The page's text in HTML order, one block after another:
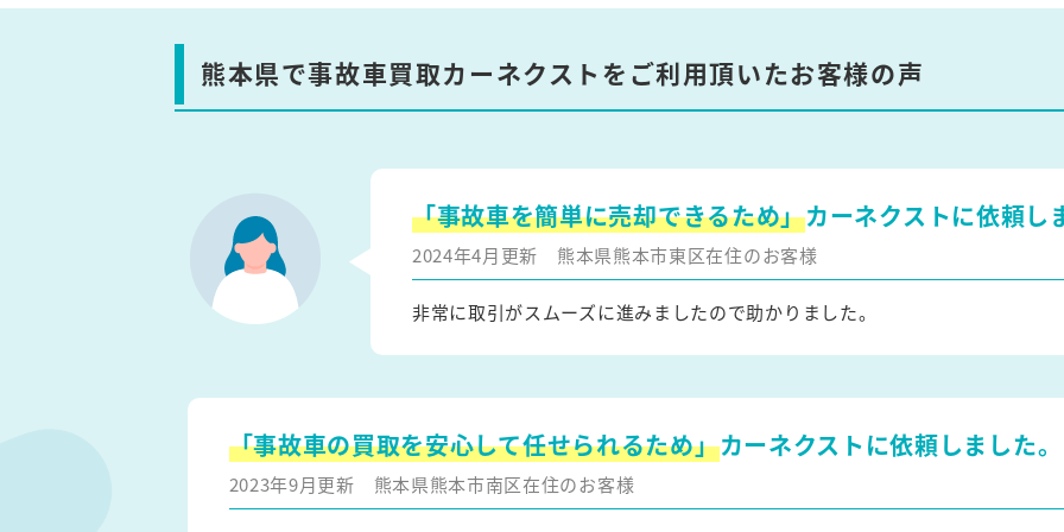
熊本県で事故車買取カーネクストをご利用頂いたお客様の声
「事故車を簡単に売却できるため」カーネクストに依頼し
2024年4月更新 熊本県熊本市東区在住のお客様
非常に取引がスムーズに進みましたので助かりました。
「事故車の買取を安心して任せられるため」カーネクストに依頼しました。
2023年9月更新 熊本県熊本市南区在住のお客様